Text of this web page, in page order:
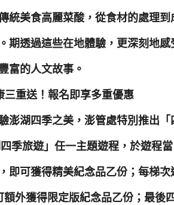
統美食高麗菜酸，從食材的處理
期透過這些在地體驗，更深刻地
富的人文故事。
重送！報名即享多重優惠
澎湖四季之美，澎管處特別推出
季旅遊」任一主題遊程，於遊程
即可獲得精美紀念品乙份；每梯
外獲得限定版紀念品乙份；最後